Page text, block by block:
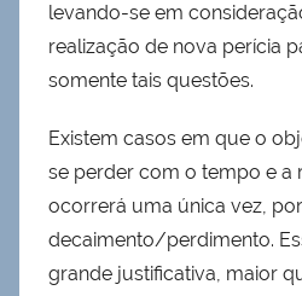
levando-se em
realização de nova perícia
somente tais questões.
Existem casos em que o
se perder com o tempo e a
ocorrerá uma única vez,
decaimento/perdimento.
grande justificativa, maior